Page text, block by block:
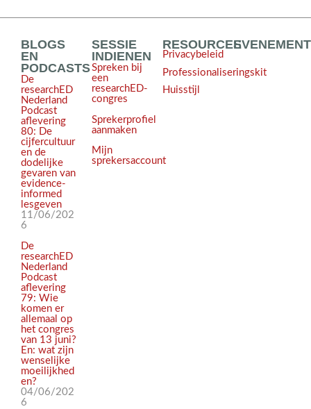
BLOGS
EN
PODCASTS
De
researchED
Nederland
Podcast
aflevering
80: De
cijfercultuur
en de
dodelijke
gevaren van
evidence-
informed
lesgeven
11/06/202
6
De
researchED
Nederland
Podcast
aflevering
79: Wie
komen er
allemaal op
het congres
van 13 juni?
En: wat zijn
wenselijke
moeilijkhed
en?
04/06/202
6
SESSIE
INDIENEN
Spreken bij
een
researchED-
congres
Sprekerprofiel
aanmaken
Mijn
sprekersaccount
RESOURCES
Privacybeleid
Professionaliseringskit
Huisstijl